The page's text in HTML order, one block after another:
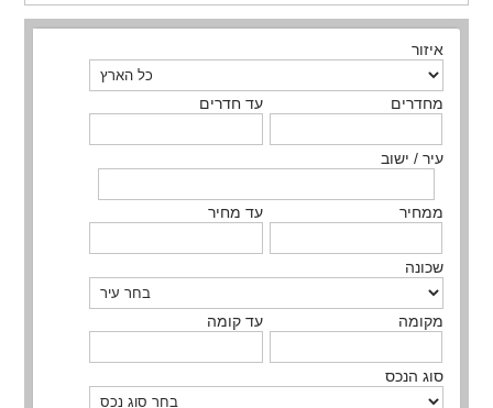
איזור
מחדרים עד חדרים
עיר / ישוב
ממחיר עד מחיר
שכונה
מקומה עד קומה
סוג הנכס